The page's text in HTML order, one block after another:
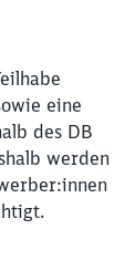
eine
des DB
werden